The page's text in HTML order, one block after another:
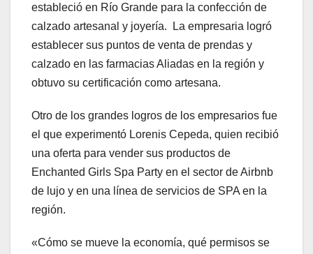
estableció en Río Grande para la confección de
calzado artesanal y joyería. La empresaria logró
establecer sus puntos de venta de prendas y
calzado en las farmacias Aliadas en la región y
obtuvo su certificación como artesana.
Otro de los grandes logros de los empresarios fue
el que experimentó Lorenis Cepeda, quien recibió
una oferta para vender sus productos de
Enchanted Girls Spa Party en el sector de Airbnb
de lujo y en una línea de servicios de SPA en la
región.
«Cómo se mueve la economía, qué permisos se